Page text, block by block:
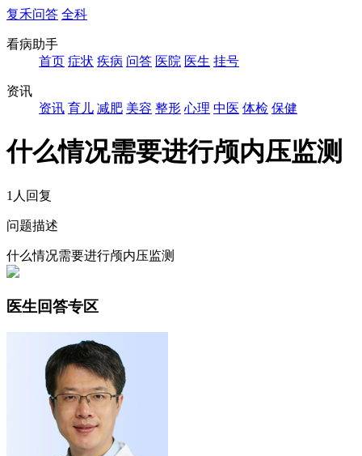
复禾问答 全科
看病助手
首页 症状 疾病 问答 医院 医生 挂号
资讯
资讯 育儿 减肥 美容 整形 心理 中医 体检 保健
什么情况需要进行颅内压监测
1人回复
问题描述
什么情况需要进行颅内压监测
医生回答专区